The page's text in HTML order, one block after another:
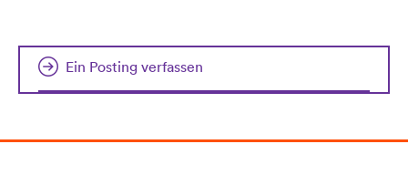
Ein Posting verfassen